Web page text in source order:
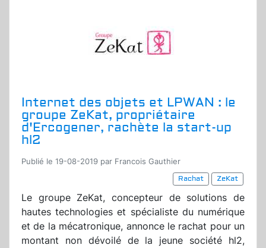
Internet des objets et LPWAN : le
groupe ZeKat, propriétaire
d'Ercogener, rachète la start-up
hl2
Publié le 19-08-2019 par Francois Gauthier
Rachat
ZeKat
Le groupe ZeKat, concepteur de solutions de
hautes technologies et spécialiste du numérique
et de la mécatronique, annonce le rachat pour un
montant non dévoilé de la jeune société hl2,